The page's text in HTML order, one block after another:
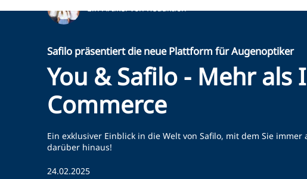
Safilo präsentiert die neue Plattform für Augenoptiker
You & Safilo - Mehr als
Commerce
Ein exklusiver Einblick in die Welt von Safilo, mit dem Sie
darüber hinaus!
24.02.2025